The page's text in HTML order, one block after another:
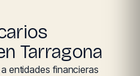
Tarragona
entidades financieras